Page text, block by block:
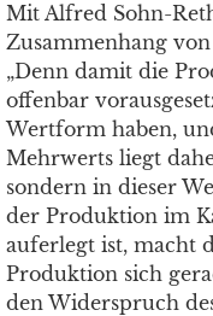
Mit Alfred Sohn-
Zusammenhang
„Denn damit die
offenbar
Wertform haben,
Mehrwerts liegt
sondern in dieser
der Produktion im
auferlegt ist, macht
Produktion sich
den Widerspruch